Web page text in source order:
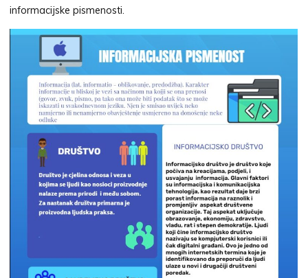
informacijske pismenosti.